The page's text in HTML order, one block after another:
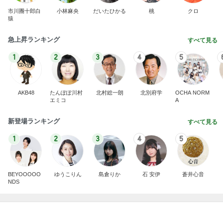
市川團十郎白
猿
小林麻央 だいたひかる 桃 クロ
急上昇ランキング すべて見る
1
AKB48
2
たんぽぽ川村
エミコ
3
北村総一朗
4
北別府学
5
OCHA NORM
A
新登場ランキング すべて見る
1
BEYOOOOO
NDS
2
ゆうこりん
3
島倉りか
4
石 安伊
5
蒼井心音